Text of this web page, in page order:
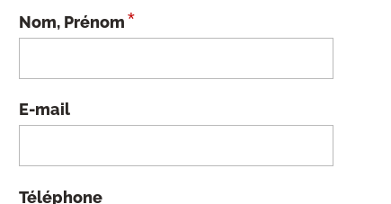
Nom, Prénom*
E-mail
Téléphone